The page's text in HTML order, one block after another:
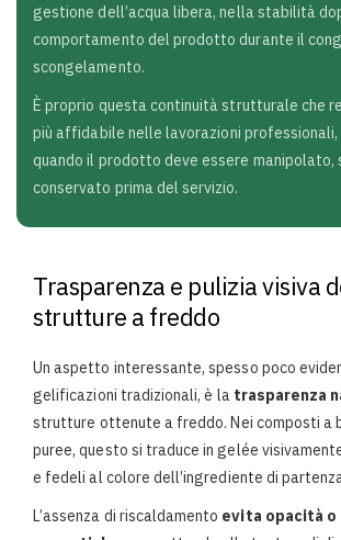
gestione dell’acqua libera, nella stabilità
comportamento del prodotto durante il
scongelamento.
È proprio questa continuità strutturale che
più affidabile nelle lavorazioni
quando il prodotto deve essere
conservato prima del servizio.
Trasparenza e pulizia visiva
strutture a freddo
Un aspetto interessante, spesso poco
gelificazioni tradizionali, è la trasparenza
strutture ottenute a freddo. Nei composti a
puree, questo si traduce in gelée
e fedeli al colore dell’ingrediente di
L’assenza di riscaldamento evita opacità